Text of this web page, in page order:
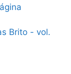
Brito - vol.